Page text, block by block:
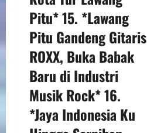
Pitu* 15. *Lawang
Pitu Gandeng Gitaris
ROXX, Buka Babak
Baru di Industri
Musik Rock* 16.
*Jaya Indonesia Ku